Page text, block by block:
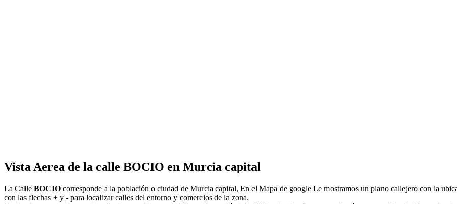
Vista Aerea de la calle BOCIO en Murcia capital
La Calle BOCIO corresponde a la población o ciudad de Murcia capital, En el Mapa de google Le mostramos un plano callejero con la
con las flechas + y - para localizar calles del entorno y comercios de la zona.